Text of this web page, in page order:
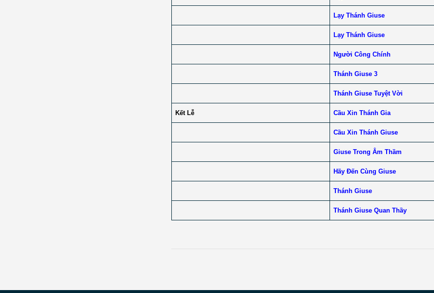
Lạy Thánh Giuse
Lạy Thánh Giuse
Người Công Chính
Thánh Giuse 3
Thánh Giuse Tuyệt Vời
Kết Lễ Cầu Xin Thánh Gia
Cầu Xin Thánh Giuse
Giuse Trong Âm Thầm
Hãy Đến Cùng Giuse
Thánh Giuse
Thánh Giuse Quan Thầy